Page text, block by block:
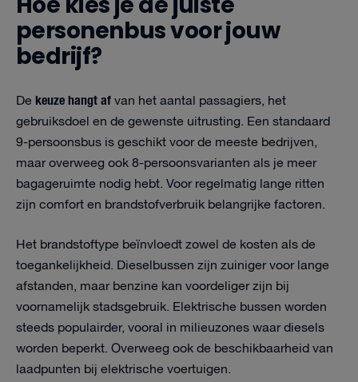
personenbus voor jouw
bedrijf?
De keuze hangt afvan het aantal passagiers, het
gebruiksdoel en de gewenste uitrusting. Een standaard
9-persoonsbus is geschikt voor de meeste bedrijven,
maar overweeg ook 8-persoonsvarianten als je meer
bagageruimte nodig hebt. Voor regelmatig lange ritten
zijn comfort en brandstofverbruik belangrijke factoren.
Het brandstoftype beïnvloedt zowel de kosten als de
toegankelijkheid. Dieselbussen zijn zuiniger voor lange
afstanden, maar benzine kan voordeliger zijn bij
voornamelijk stadsgebruik. Elektrische bussen worden
steeds populairder, vooral in milieuzones waar diesels
worden beperkt. Overweeg ook de beschikbaarheid van
laadpunten bij elektrische voertuigen.